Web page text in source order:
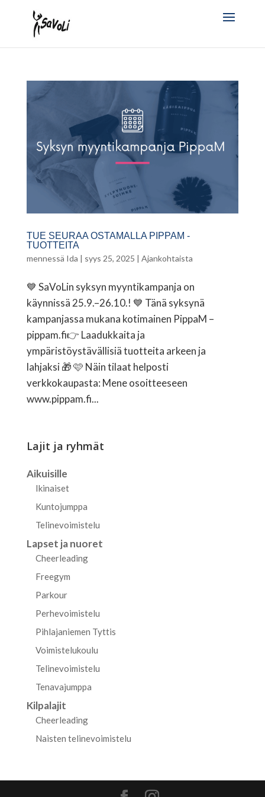
TUE SEURAA OSTAMALLA PIPPAM -
TUOTTEITA
mennessä Ida | syys 25, 2025 | Ajankohtaista
💙 SaVoLin syksyn myyntikampanja on
käynnissä 25.9.–26.10.! 💙 Tänä syksynä
kampanjassa mukana kotimainen PippaM –
pippam.fi👉 Laadukkaita ja
ympäristöystävällisiä tuotteita arkeen ja
lahjaksi 🎁 🩷 Näin tilaat helposti
verkkokaupasta: Mene osoitteeseen
www.pippam.fi...
Lajit ja ryhmät
Aikuisille
Ikinaiset
Kuntojumppa
Telinevoimistelu
Lapset ja nuoret
Cheerleading
Freegym
Parkour
Perhevoimistelu
Pihlajaniemen Tyttis
Voimistelukoulu
Telinevoimistelu
Tenavajumppa
Kilpalajit
Cheerleading
Naisten telinevoimistelu